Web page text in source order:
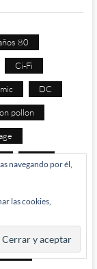
80
Ci-Fi
DC
pollon
mcu
televisión
Vengadores
xbox
navegando por él,
las cookies,